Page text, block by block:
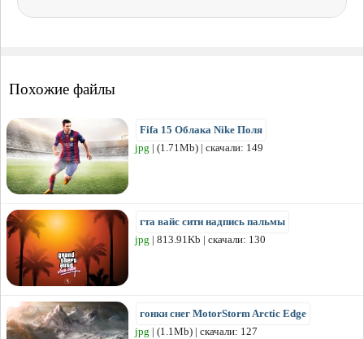
Похожие файлы
Fifa 15 Облака Nike Поля
jpg | (1.71Mb) | скачали: 149
гта вайс сити надпись пальмы
jpg | 813.91Kb | скачали: 130
гонки снег MotorStorm Arctic Edge
jpg | (1.1Mb) | скачали: 127